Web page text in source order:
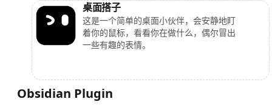
桌面搭子
这是一个简单的桌面小伙伴，会安静地盯
着你的鼠标，看看你在做什么，偶尔冒出
一些有趣的表情。
Obsidian Plugin